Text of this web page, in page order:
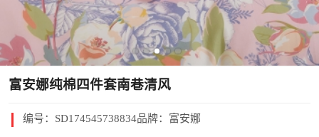
富安娜纯棉四件套南巷清风
编号： SD174545738834品牌：富安娜